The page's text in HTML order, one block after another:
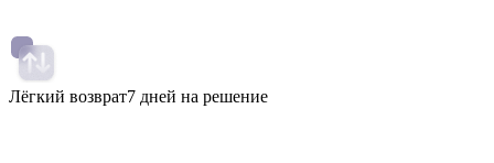
Лёгкий возврат7 дней на решение